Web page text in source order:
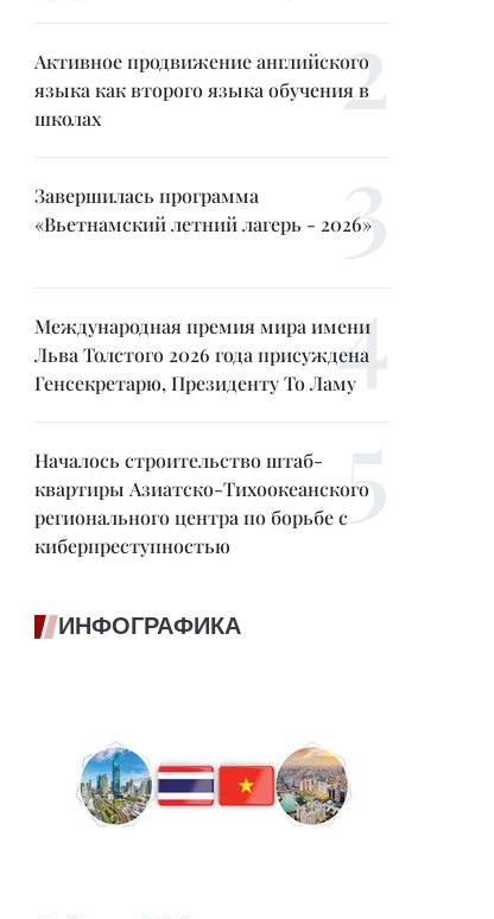
Активное продвижение английского
языка как второго языка обучения в
школах
Завершилась программа
«Вьетнамский летний лагерь - 2026»
Международная премия мира имени
Льва Толстого 2026 года присуждена
Генсекретарю, Президенту То Ламу
Началось строительство штаб-
квартиры Азиатско-Тихоокеанского
регионального центра по борьбе с
киберпреступностью
ИНФОГРАФИКА